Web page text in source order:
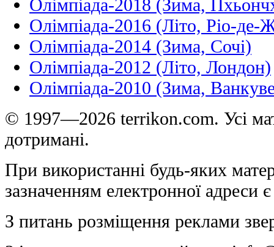
Олімпіада-2018 (Зима,
Олімпіада-2016 (Літо, Ріо-де-
Олімпіада-2014 (Зима, Сочі)
Олімпіада-2012 (Літо, Лондон)
Олімпіада-2010 (Зима,
© 1997—2026 terrikon.com. Усі
дотримані.
При використанні будь-яких
зазначенням електронної адреси
З питань розміщення реклами